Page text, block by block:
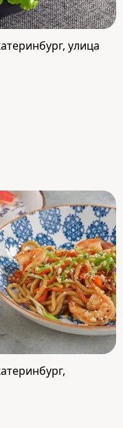
улица